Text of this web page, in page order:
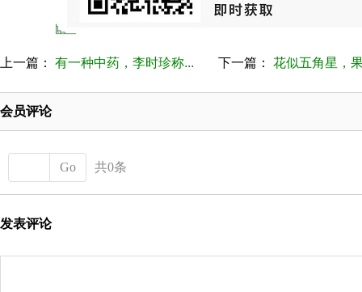
上一篇： 有一种中药，李时珍称... 下一篇： 花似五角星，
会员评论
Go 共0条
发表评论